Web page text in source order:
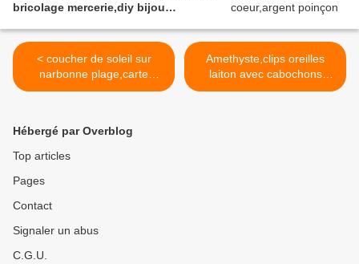
bricolage mercerie,diy bijou
< coucher de soleil sur
narbonne plage,carte
postale impression tableau
lointain,rouge jaune
orange,bleu violet vert
Amethyste,clips oreilles
laiton avec cabochons
ronds 14mm,quartz pierre
Hébergé par Overblog
Top articles
Pages
Contact
Signaler un abus
C.G.U.